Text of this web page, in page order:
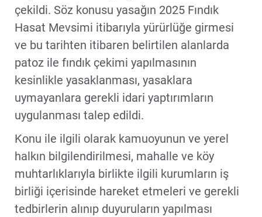
çekildi. Söz konusu yasağın 2025 Fındık
Hasat Mevsimi itibarıyla yürürlüğe girmesi
ve bu tarihten itibaren belirtilen alanlarda
patoz ile fındık çekimi yapılmasının
kesinlikle yasaklanması, yasaklara
uymayanlara gerekli idari yaptırımların
uygulanması talep edildi.
Konu ile ilgili olarak kamuoyunun ve yerel
halkın bilgilendirilmesi, mahalle ve köy
muhtarlıklarıyla birlikte ilgili kurumların iş
birliği içerisinde hareket etmeleri ve gerekli
tedbirlerin alınıp duyuruların yapılması